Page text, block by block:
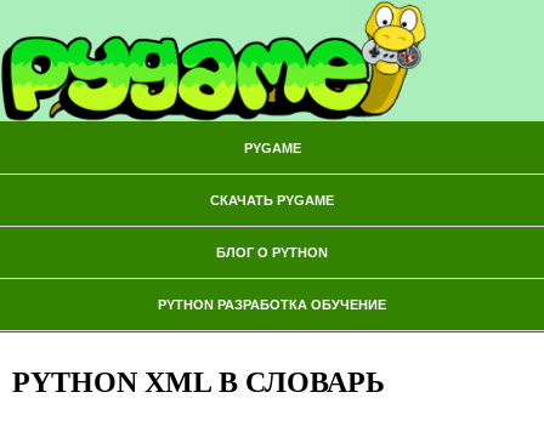
PYGAME
СКАЧАТЬ PYGAME
БЛОГ О PYTHON
PYTHON РАЗРАБОТКА ОБУЧЕНИЕ
PYTHON XML В СЛОВАРЬ